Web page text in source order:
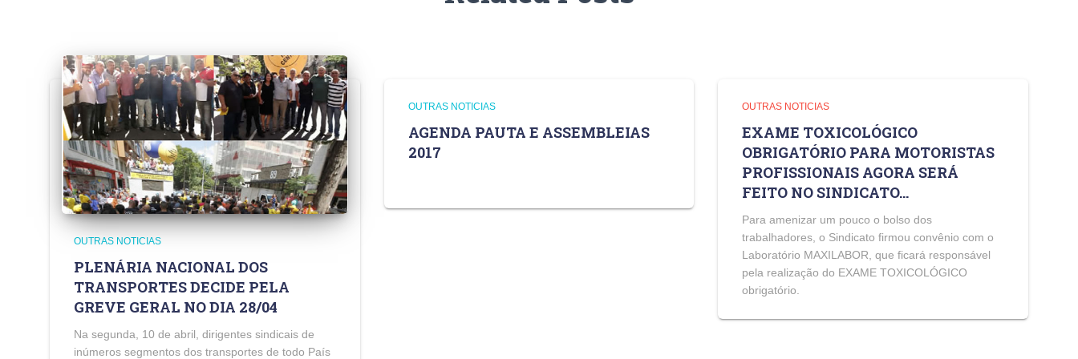
OUTRAS NOTICIAS
PLENÁRIA NACIONAL DOS
TRANSPORTES DECIDE PELA
GREVE GERAL NO DIA 28/04
Na segunda, 10 de abril, dirigentes sindicais de
inúmeros segmentos dos transportes de todo País
OUTRAS NOTICIAS
AGENDA PAUTA E ASSEMBLEIAS
2017
OUTRAS NOTICIAS
EXAME TOXICOLÓGICO
OBRIGATÓRIO PARA MOTORISTAS
PROFISSIONAIS AGORA SERÁ
FEITO NO SINDICATO…
Para amenizar um pouco o bolso dos
trabalhadores, o Sindicato firmou convênio com o
Laboratório MAXILABOR, que ficará responsável
pela realização do EXAME TOXICOLÓGICO
obrigatório.